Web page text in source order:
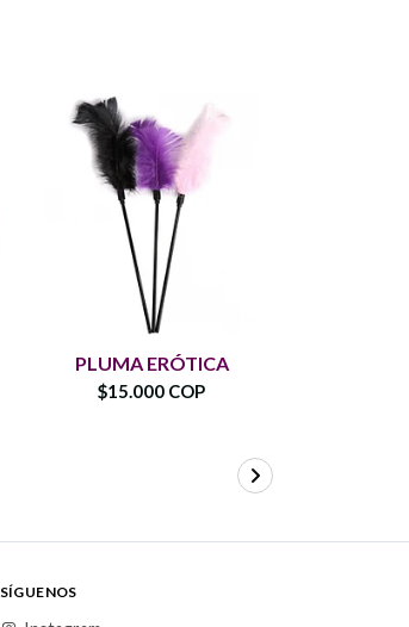
PLUMA ERÓTICA
$15.000 COP
SÍGUENOS